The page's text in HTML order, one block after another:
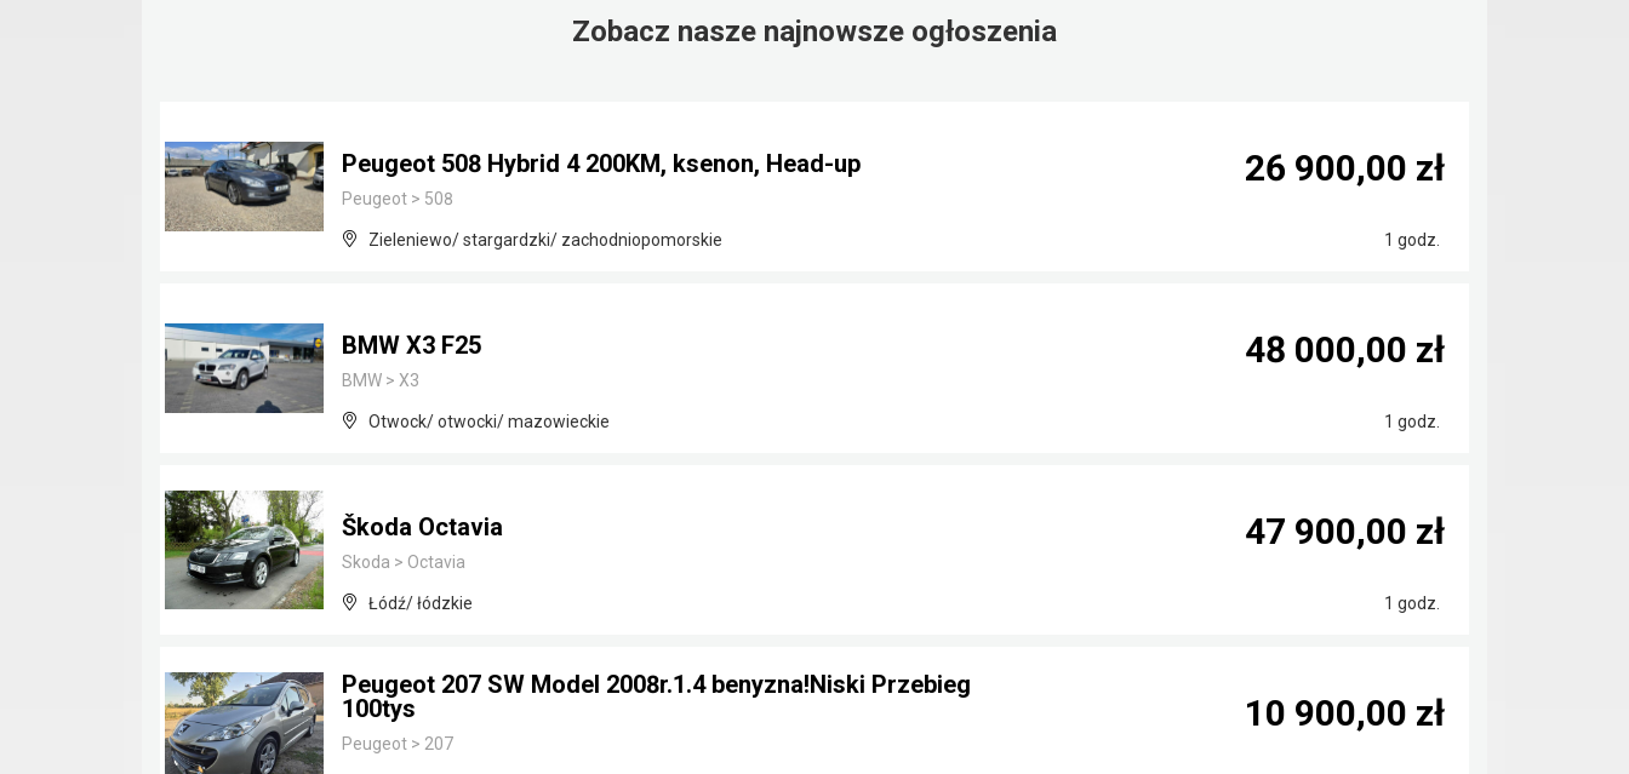
Zobacz nasze najnowsze ogłoszenia
Peugeot 508 Hybrid 4 200KM, ksenon, Head-up
Peugeot > 508
Zieleniewo/ stargardzki/ zachodniopomorskie 1 godz.
26 900,00 zł
BMW X3 F25
BMW > X3
Otwock/ otwocki/ mazowieckie 1 godz.
48 000,00 zł
Škoda Octavia
Skoda > Octavia
Łódź/ łódzkie 1 godz.
47 900,00 zł
Peugeot 207 SW Model 2008r.1.4 benyzna!Niski Przebieg
100tys
Peugeot > 207
10 900,00 zł